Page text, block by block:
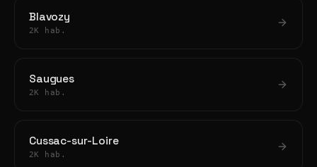
Blavozy
2K hab.
Saugues
2K hab.
Cussac-sur-Loire
2K hab.